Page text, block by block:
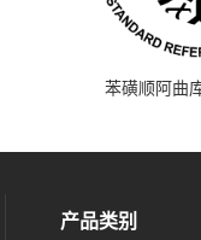
苯磺顺阿曲
产品类别